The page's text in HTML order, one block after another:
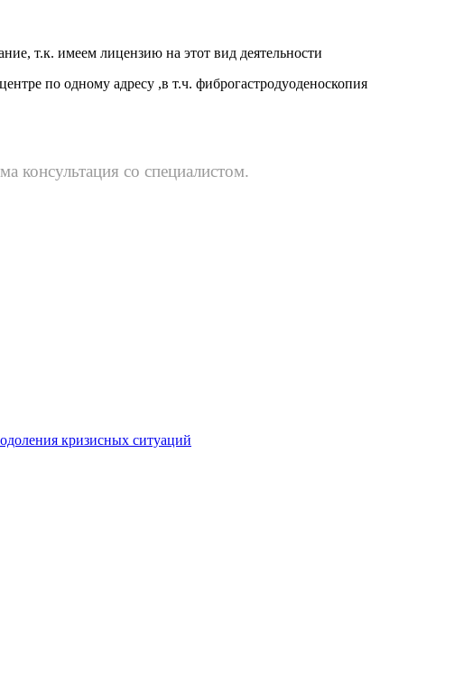
т.к. имеем лицензию на этот вид деятельности
по одному адресу ,в т.ч. фиброгастродуоденоскопия
консультация со специалистом.
кризисных ситуаций